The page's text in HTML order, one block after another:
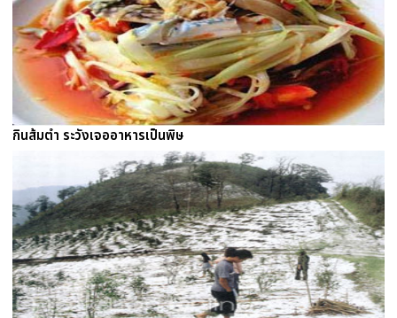
กินส้มตำ ระวังเจออาหารเป็นพิษ